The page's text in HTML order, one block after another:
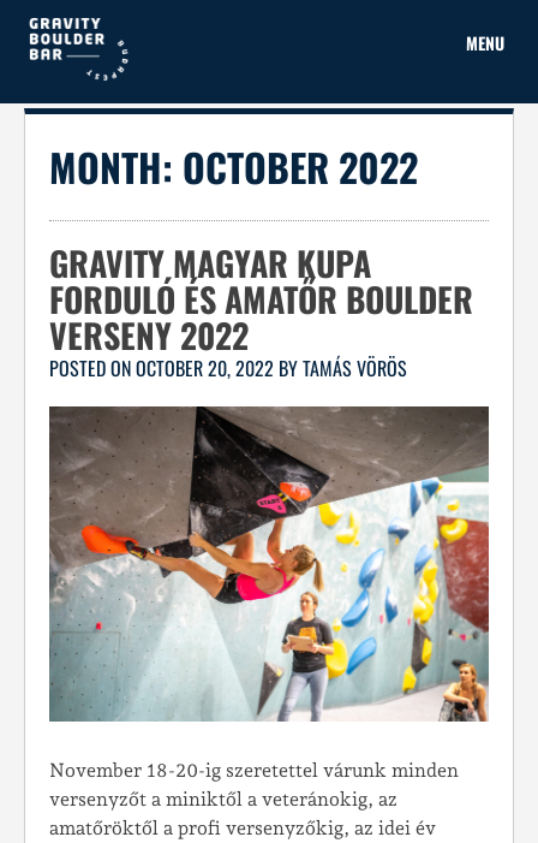
Skip
MENU
MONTH: OCTOBER 2022
GRAVITY MAGYAR KUPA
FORDULÓ ÉS AMATŐR BOULDER
VERSENY 2022
POSTED ONOCTOBER 20, 2022 BYTAMÁS VÖRÖS
November 18-20-ig szeretettel várunk minden
versenyzőt a miniktől a veteránokig, az
amatőröktől a profi versenyzőkig, az idei év